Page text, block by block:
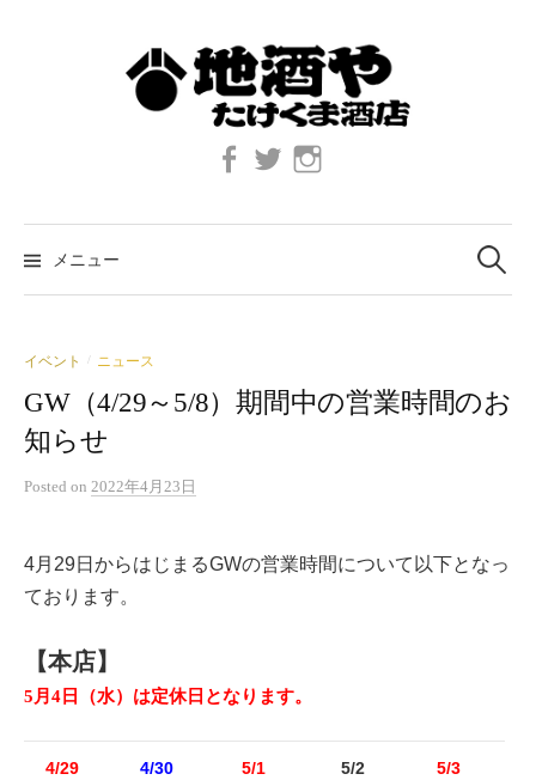
キ
ッ
Facebooktwitter
メニュー
索:
イベント / ニュース
GW（4/29～5/8）期間中の営業時間のお
知らせ
Posted on 2022年4月23日
4月29日からはじまるGWの営業時間について以下となっ
ております。
【本店】
5月4日（水）は定休日となります。
4/29
4/30
5/1
5/2
5/3